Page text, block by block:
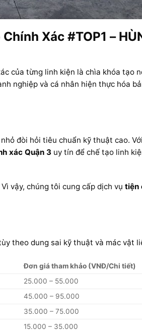
Xác #TOP1 –
của từng linh kiện là chìa khóa tạo
nghiệp và cá nhân hiện thực hóa
đòi hỏi tiêu chuẩn kỹ thuật cao.
xác Quận 3 uy tín để chế tạo linh
vậy, chúng tôi cung cấp dịch vụ tiện
theo dung sai kỹ thuật và mác vật
Đơn giá tham khảo (VNĐ/Chi tiết)
25.000 – 55.000
45.000 – 95.000
35.000 – 75.000
15.000 – 35.000